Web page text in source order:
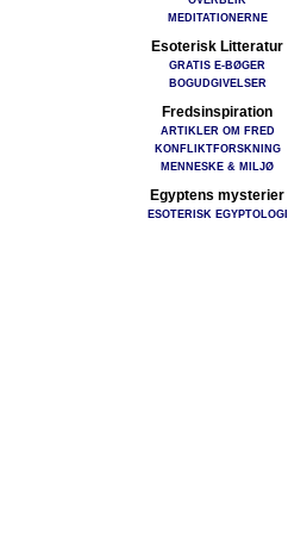
MEDITATIONERNE
Esoterisk Litteratur
GRATIS E-BØGER
BOGUDGIVELSER
Fredsinspiration
ARTIKLER OM FRED
KONFLIKTFORSKNING
MENNESKE & MILJØ
Egyptens mysterier
ESOTERISK EGYPTOLOGI